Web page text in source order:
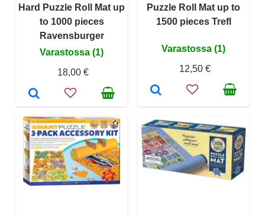
Hard Puzzle Roll Mat up
to 1000 pieces
Ravensburger
Varastossa (1)
18,00 €
Puzzle Roll Mat up to
1500 pieces Trefl
Varastossa (1)
12,50 €